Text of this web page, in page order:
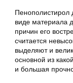
Пенополистирол
виде материала
причин его
считается
выделяют и
основной из
и большая